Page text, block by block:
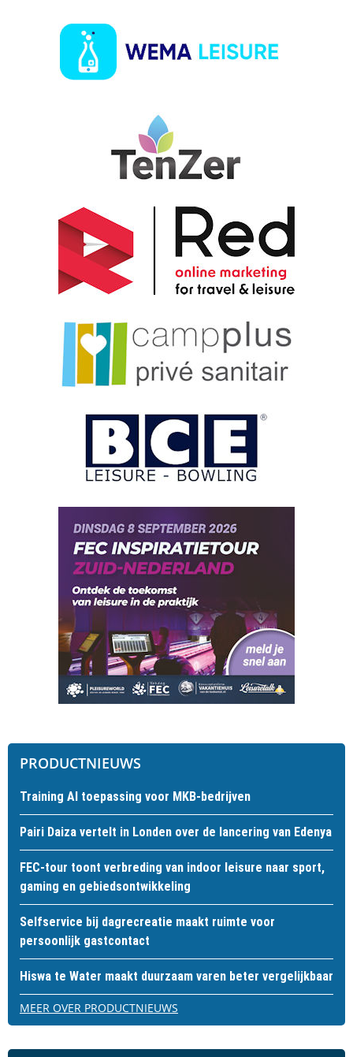
PRODUCTNIEUWS
Training AI toepassing voor MKB-bedrijven
Pairi Daiza vertelt in Londen over de lancering van Edenya
FEC-tour toont verbreding van indoor leisure naar sport,
gaming en gebiedsontwikkeling
Selfservice bij dagrecreatie maakt ruimte voor
persoonlijk gastcontact
Hiswa te Water maakt duurzaam varen beter vergelijkbaar
MEER OVER PRODUCTNIEUWS